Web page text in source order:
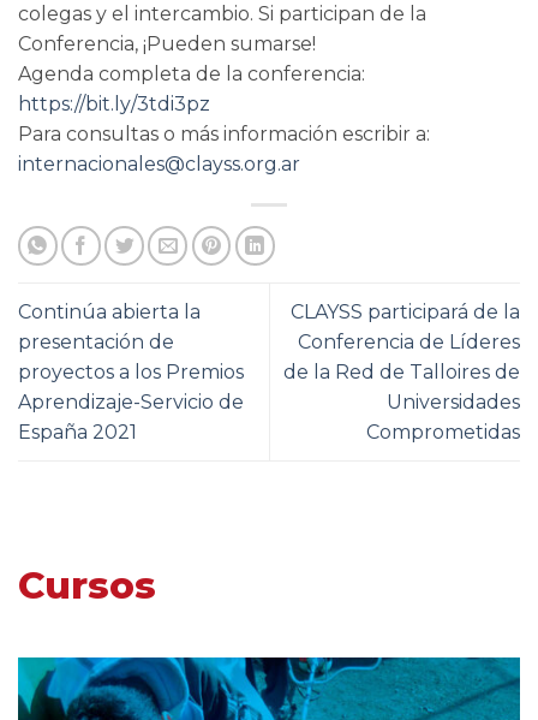
colegas y el intercambio. Si participan de la
Conferencia, ¡Pueden sumarse!
Agenda completa de la conferencia:
https://bit.ly/3tdi3pz
Para consultas o más información escribir a:
internacionales@clayss.org.ar
Continúa abierta la
presentación de
proyectos a los Premios
Aprendizaje-Servicio de
España 2021
CLAYSS participará de la
Conferencia de Líderes
de la Red de Talloires de
Universidades
Comprometidas
Cursos